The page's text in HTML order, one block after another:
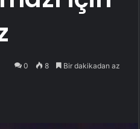
0 8 Bir dakikadan az